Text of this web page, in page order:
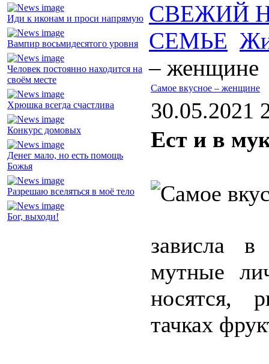
Иди к иконам и проси напрямую
Вампир восьмидесятого уровня
Человек постоянно находится на
своём месте
Хрюшка всегда счастлива
Конкурс домовых
Денег мало, но есть помощь
Божья
Разрешаю вселяться в моё тело
Бог, выходи!
СВЕЖИЙ
СЕМЬЕ
– женщине
Самое вкусное – женщине
30.05.2021
Ест и в
зависла в
мутные
носятся,
тачках